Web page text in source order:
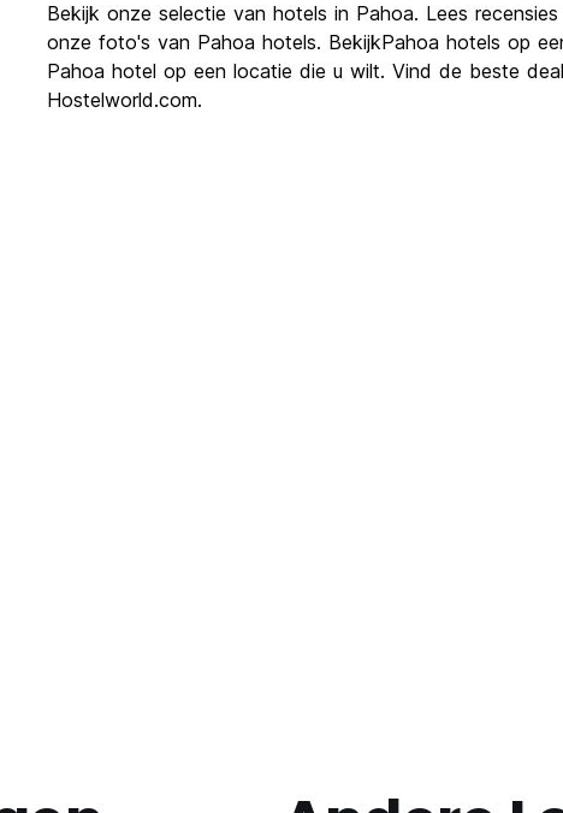
Bekijk onze selectie van hotels in Pahoa. Lees
onze foto's van Pahoa hotels. BekijkPahoa hotels op
Pahoa hotel op een locatie die u wilt. Vind de beste
Hostelworld.com.